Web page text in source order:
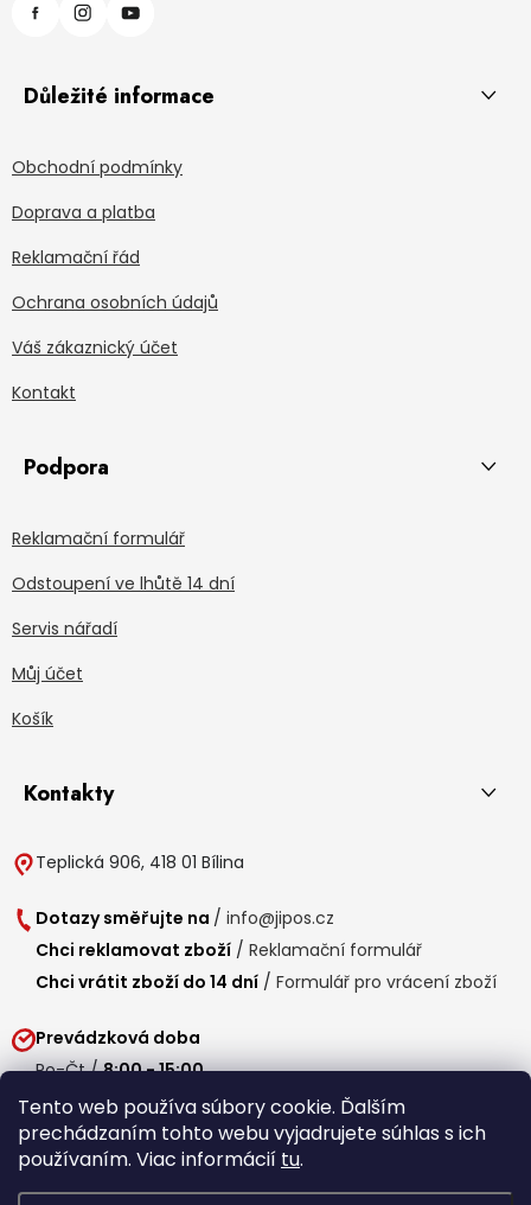
Tento web používa súbory cookie. Ďalším
prechádzaním tohto webu vyjadrujete súhlas s ich
používaním. Viac informácií tu.
Důležité informace
Obchodní podmínky
Doprava a platba
Reklamační řád
Ochrana osobních údajů
Váš zákaznický účet
Kontakt
Podpora
Reklamační formulář
Odstoupení ve lhůtě 14 dní
Servis nářadí
Můj účet
Košík
Kontakty
Teplická 906, 418 01 Bílina
Dotazy směřujte na / info@jipos.cz
Chci reklamovat zboží / Reklamační formulář
Chci vrátit zboží do 14 dní / Formulář pro vrácení zboží
Prevádzková doba
Po-Čt /8:00 - 15:00
Pá / 7:30 - 14:30
Obedňajšia prestávka /11:00 - 11:30